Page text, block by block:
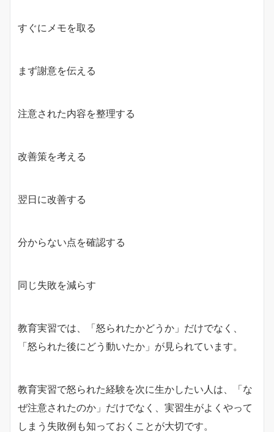
すぐにメモを取る
まず謝意を伝える
注意された内容を整理する
改善策を考える
翌日に改善する
分からない点を確認する
同じ失敗を減らす
教育実習では、「怒られたかどうか」だけでなく、
「怒られた後にどう動いたか」が見られています。
教育実習で怒られた経験を次に生かしたい人は、「な
ぜ注意されたのか」だけでなく、実習生がよくやって
しまう失敗例も知っておくことが大切です。